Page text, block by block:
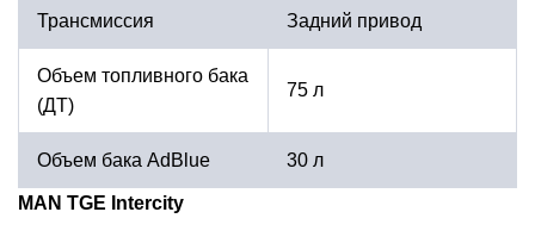
Трансмиссия Задний привод
Объем топливного бака
(ДТ)
75 л
Объем бака AdBlue 30 л
MAN TGE Intercity